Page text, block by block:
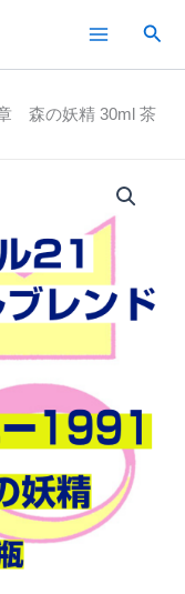
検
森の妖精 30ml 茶